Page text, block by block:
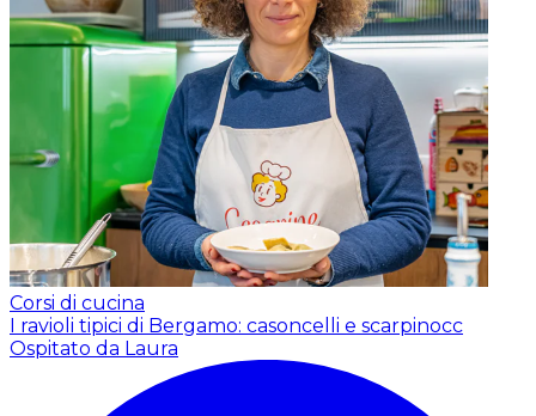
Corsi di cucina
I ravioli tipici di Bergamo: casoncelli e scarpinocc
Ospitato da Laura